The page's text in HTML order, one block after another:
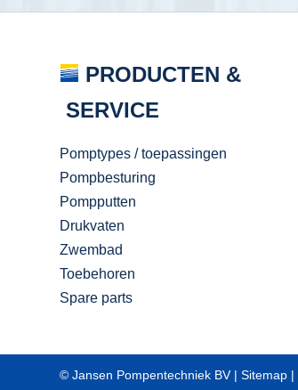
PRODUCTEN &
SERVICE
Pomptypes / toepassingen
Pompbesturing
Pompputten
Drukvaten
Zwembad
Toebehoren
Spare parts
© Jansen Pompentechniek BV | Sitemap |